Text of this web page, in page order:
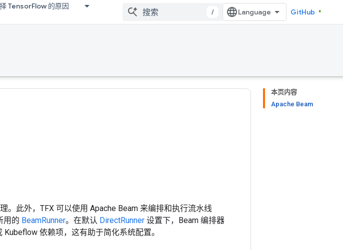
TensorFlow 的原因
/ GitHub
本页内容
Apache Beam
。此外，TFX 可以使用 Apache Beam 来编排和执行流水线
用的 BeamRunner。在默认 DirectRunner 设置下，Beam 编排器
依赖项，这有助于简化系统配置。